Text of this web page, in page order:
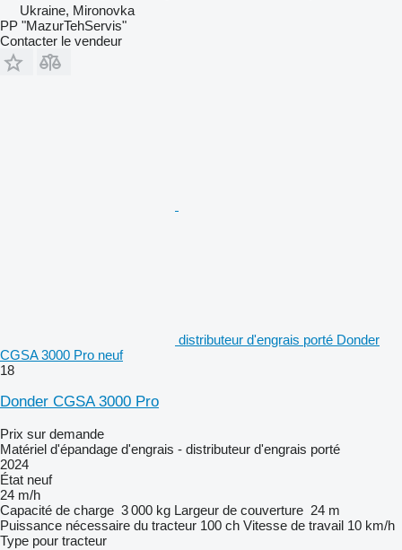
Ukraine, Mironovka
PP "MazurTehServis"
Contacter le vendeur
distributeur d'engrais porté Donder
CGSA 3000 Pro neuf
18
Donder CGSA 3000 Pro
Prix sur demande
Matériel d'épandage d'engrais - distributeur d'engrais porté
2024
État neuf
24 m/h
Capacité de charge 3 000 kg Largeur de couverture 24 m
Puissance nécessaire du tracteur 100 ch Vitesse de travail 10 km/h
Type pour tracteur